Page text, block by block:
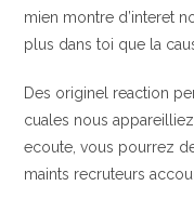
mien montre d’interet
plus dans toi que la
Des originel reaction
cuales nous
ecoute, vous pourrez
maints recruteurs